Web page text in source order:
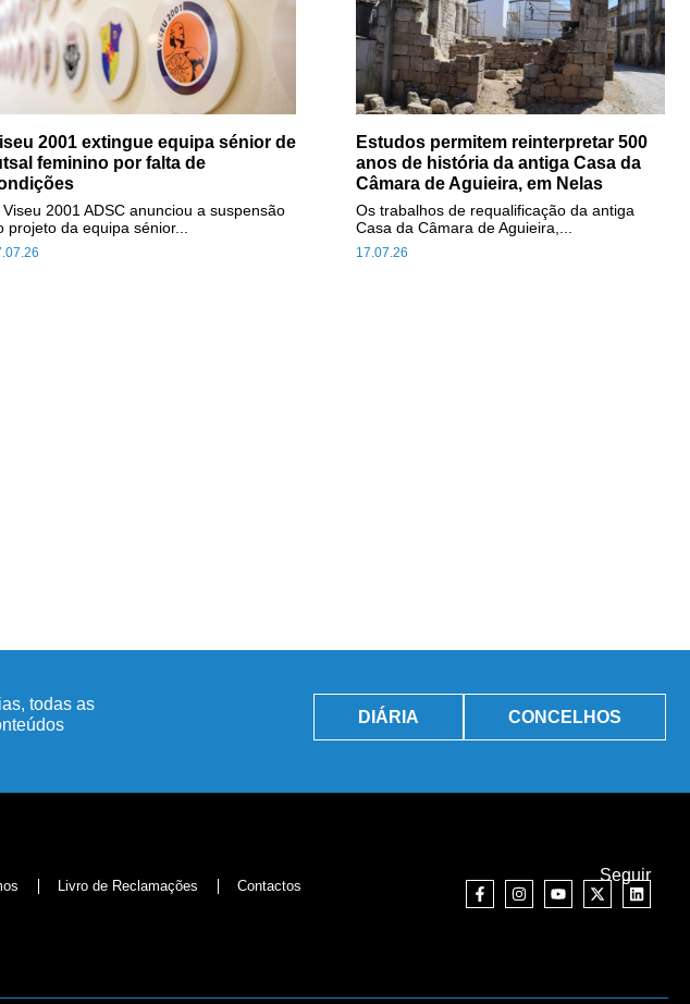
2001 extingue equipa sénior de
feminino por falta de
Viseu 2001 ADSC anunciou a suspensão
projeto da equipa sénior...
Estudos permitem reinterpretar 500
anos de história da antiga Casa da
Câmara de Aguieira, em Nelas
17.07.26
Os trabalhos de requalificação da antiga
Casa da Câmara de Aguieira,...
todas as
DIÁRIA CONCELHOS
Livro de Reclamações Contactos
Seguir